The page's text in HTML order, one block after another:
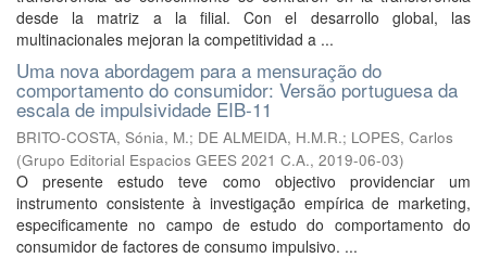
desde la matriz a la filial. Con el desarrollo global, las
multinacionales mejoran la competitividad a ...
Uma nova abordagem para a mensuração do
comportamento do consumidor: Versão portuguesa da
escala de impulsividade EIB-11
BRITO-COSTA, Sónia, M.; DE ALMEIDA, H.M.R.; LOPES, Carlos
(Grupo Editorial Espacios GEES 2021 C.A., 2019-06-03)
O presente estudo teve como objectivo providenciar um
instrumento consistente à investigação empírica de marketing,
especificamente no campo de estudo do comportamento do
consumidor de factores de consumo impulsivo. ...